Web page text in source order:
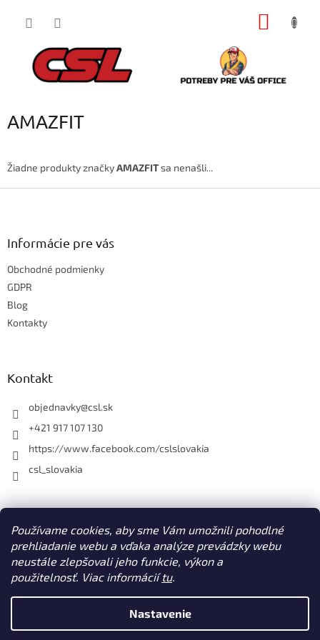
Používame cookies, aby sme Vám umožnili pohodlné
prehliadanie webu a vďaka analýze prevádzky webu
neustále zlepšovali jeho funkcie, výkon a
použitelnosť. Viac informáciítu.
Nastavenie
AMAZFIT
Žiadne produkty značkyAMAZFITsa nenašli...
Z
Informácie pre vás
Obchodné podmienky
GDPR
Blog
Kontakty
Kontakt
objednavky@csl.sk
+421 917 107 130
https://www.facebook.com/cslslovakia
csl_slovakia
Facebook